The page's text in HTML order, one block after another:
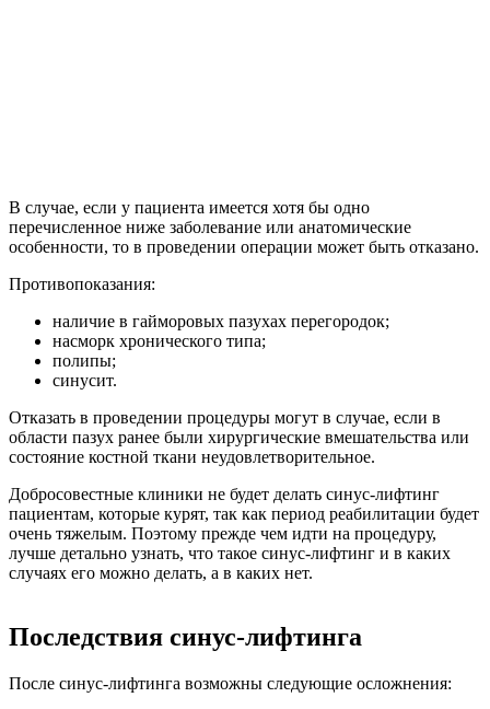
В случае, если у пациента имеется хотя бы одно
перечисленное ниже заболевание или анатомические
особенности, то в проведении операции может быть отказано.
Противопоказания:
наличие в гайморовых пазухах перегородок;
насморк хронического типа;
полипы;
синусит.
Отказать в проведении процедуры могут в случае, если в
области пазух ранее были хирургические вмешательства или
состояние костной ткани неудовлетворительное.
Добросовестные клиники не будет делать синус-лифтинг
пациентам, которые курят, так как период реабилитации будет
очень тяжелым. Поэтому прежде чем идти на процедуру,
лучше детально узнать, что такое синус-лифтинг и в каких
случаях его можно делать, а в каких нет.
Последствия синус-лифтинга
После синус-лифтинга возможны следующие осложнения: